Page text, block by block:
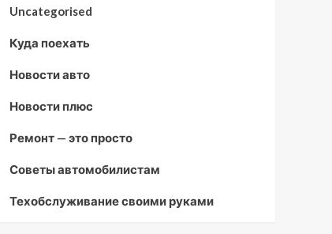
Uncategorised
Куда поехать
Новости авто
Новости плюс
Ремонт — это просто
Советы автомобилистам
Техобслуживание своими руками